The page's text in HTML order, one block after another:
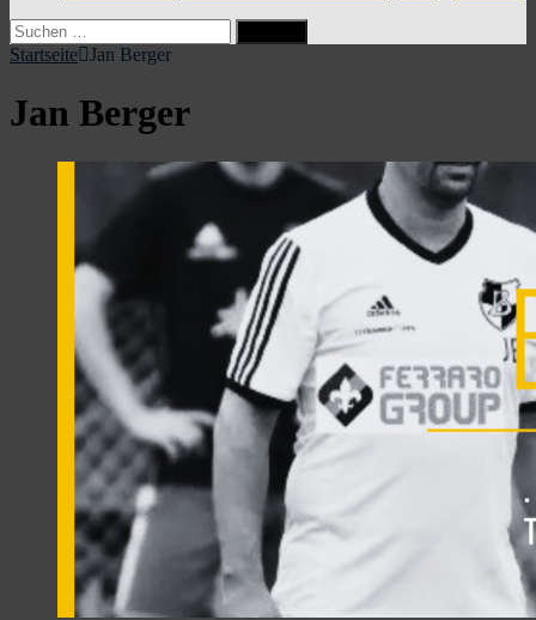
Suchen
nach:
Startseite Jan Berger
Jan Berger